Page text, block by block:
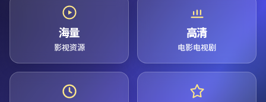
海量
影视资源
高清
电影电视剧